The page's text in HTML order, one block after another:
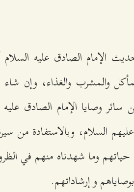
الإمام الصادق عليه السلام
والمشرب والغذاء، وإن
سائر وصايا الإمام الصادق
السلام، وبالاستفادة من سيرة
وما شهدناه منهم في
و إرشاداتهم.